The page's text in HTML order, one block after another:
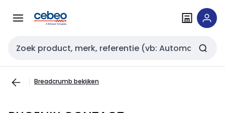
naar
naar
Zoekveld invoer
Breadcrumb bekijken